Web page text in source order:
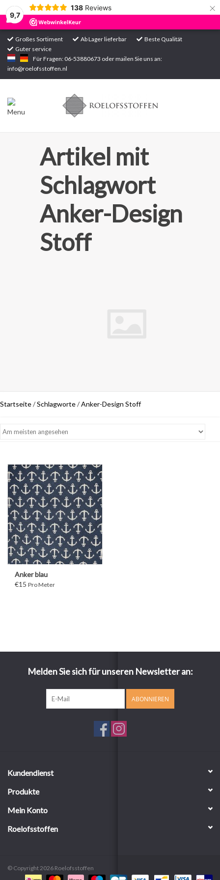
9,7
138 Reviews ×
Großes Sortiment Ab Lager lieferbar
Beste Qualität
Guter service
Für Fragen: 06-53880673 oder mailen Sie uns an:
info@roelofsstoffen.nl
Startseite
Sortiment
Artikel mit
Schlagwort
Anker-Design
Stoff
Startseite/Schlagworte/Anker-Design Stoff
Anker blau
€15 Pro Meter
Melden Sie sich für unseren Newsletter an:
ABONNIEREN
Kundendienst
Produkte
Mein Konto
Roelofsstoffen
© Copyright 2026 Roelofsstoffen